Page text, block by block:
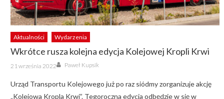
Aktualności Wydarzenia
Wkrótce rusza kolejna edycja Kolejowej Kropli Krwi
Posted
on
21 września 2022 Author
Paweł Kupsik
Urząd Transportu Kolejowego już po raz siódmy zorganizuje akcję
„Kolejowa Kropla Krwi”. Tegoroczna edycja odbędzie w się w